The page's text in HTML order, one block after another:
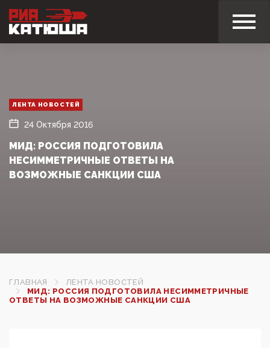
ЛЕНТА НОВОСТЕЙ
24 Октября 2016
МИД: РОССИЯ ПОДГОТОВИЛА
НЕСИММЕТРИЧНЫЕ ОТВЕТЫ НА
ВОЗМОЖНЫЕ САНКЦИИ США
ГЛАВНАЯ
ЛЕНТА НОВОСТЕЙ
МИД: РОССИЯ ПОДГОТОВИЛА НЕСИММЕТРИЧНЫЕ
ОТВЕТЫ НА ВОЗМОЖНЫЕ САНКЦИИ США